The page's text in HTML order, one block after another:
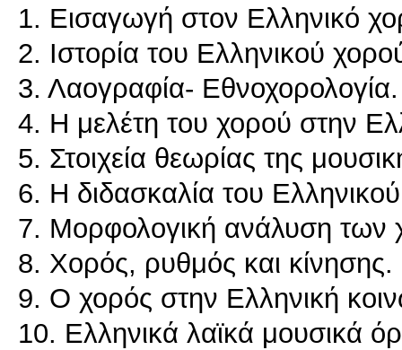
1. Εισαγωγή στον Ελληνικό
2. Ιστορία του Ελληνικού
3. Λαογραφία- Εθνοχορολογία.
4. Η μελέτη του χορού στην
5. Στοιχεία θεωρίας της
6. Η διδασκαλία του
7. Μορφολογική ανάλυση
8. Χορός, ρυθμός και κίνησης.
9. Ο χορός στην Ελληνική
10. Ελληνικά λαϊκά μουσικά